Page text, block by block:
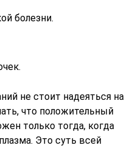
болезни.
не стоит надеяться на
что положительный
только тогда, когда
Это суть всей